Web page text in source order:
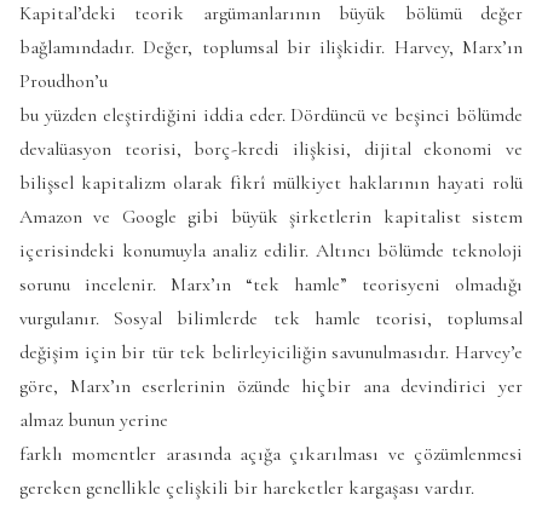
Kapital’deki teorik argümanlarının büyük bölümü değer
bağlamındadır. Değer, toplumsal bir ilişkidir. Harvey, Marx’ın
Proudhon’u
bu yüzden eleştirdiğini iddia eder. Dördüncü ve beşinci bölümde
devalüasyon teorisi, borç-kredi ilişkisi, dijital ekonomi ve
bilişsel kapitalizm olarak fikrî mülkiyet haklarının hayati rolü
Amazon ve Google gibi büyük şirketlerin kapitalist sistem
içerisindeki konumuyla analiz edilir. Altıncı bölümde teknoloji
sorunu incelenir. Marx’ın “tek hamle” teorisyeni olmadığı
vurgulanır. Sosyal bilimlerde tek hamle teorisi, toplumsal
değişim için bir tür tek belirleyiciliğin savunulmasıdır. Harvey’e
göre, Marx’ın eserlerinin özünde hiçbir ana devindirici yer
almaz bunun yerine
farklı momentler arasında açığa çıkarılması ve çözümlenmesi
gereken genellikle çelişkili bir hareketler kargaşası vardır.